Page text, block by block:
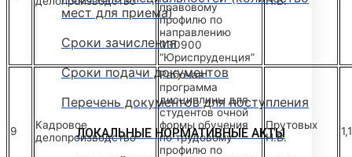
мест для приема)
Сроки зачисления
Сроки подачи документов
Перечень документов для поступления
ЛОКАЛЬНЫЕ НОРМАТИВНЫЕ АКТЫ
правовому
профилю по
направлению
030900
“Юриспруденция”
9
Кадровое
делопроизводство
Рабочая
программа
дисциплины для
студентов очной
формы обучения
по трудовому
профилю по
Прутовых
Н.В.